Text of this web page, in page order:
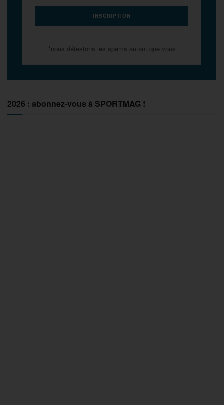
*nous détestons les spams autant que vous
2026 : abonnez-vous à SPORTMAG !